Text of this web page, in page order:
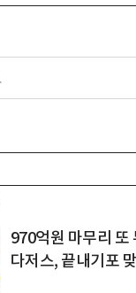
970억원 마무리
다저스, 끝내기포